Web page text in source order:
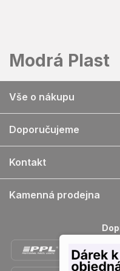
Modrá Plast
p
Vše o nákupu
Doporučujeme
Kontakt
Kamenná prodejna